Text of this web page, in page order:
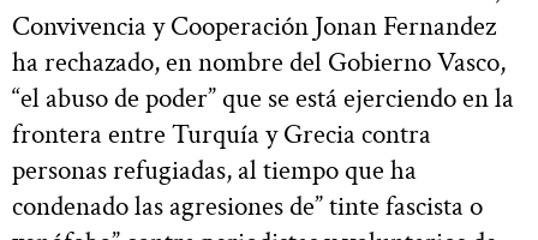
Convivencia y Cooperación Jonan Fernandez
ha rechazado, en nombre del Gobierno Vasco,
“el abuso de poder” que se está ejerciendo en la
frontera entre Turquía y Grecia contra
personas refugiadas, al tiempo que ha
condenado las agresiones de” tinte fascista o